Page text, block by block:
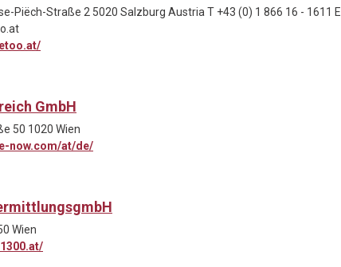
Piëch-Straße 2 5020 Salzburg Austria T +43 (0) 1 866 16 - 1611 E
GmbH
50 1020 Wien
now.com/at/de/
Wien